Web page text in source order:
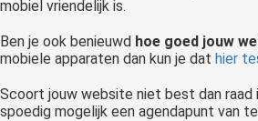
mobiel vriendelijk is.
Ben je ook benieuwd hoe goed jouw
mobiele apparaten dan kun je dat hier
Scoort jouw website niet best dan raad
spoedig mogelijk een agendapunt van